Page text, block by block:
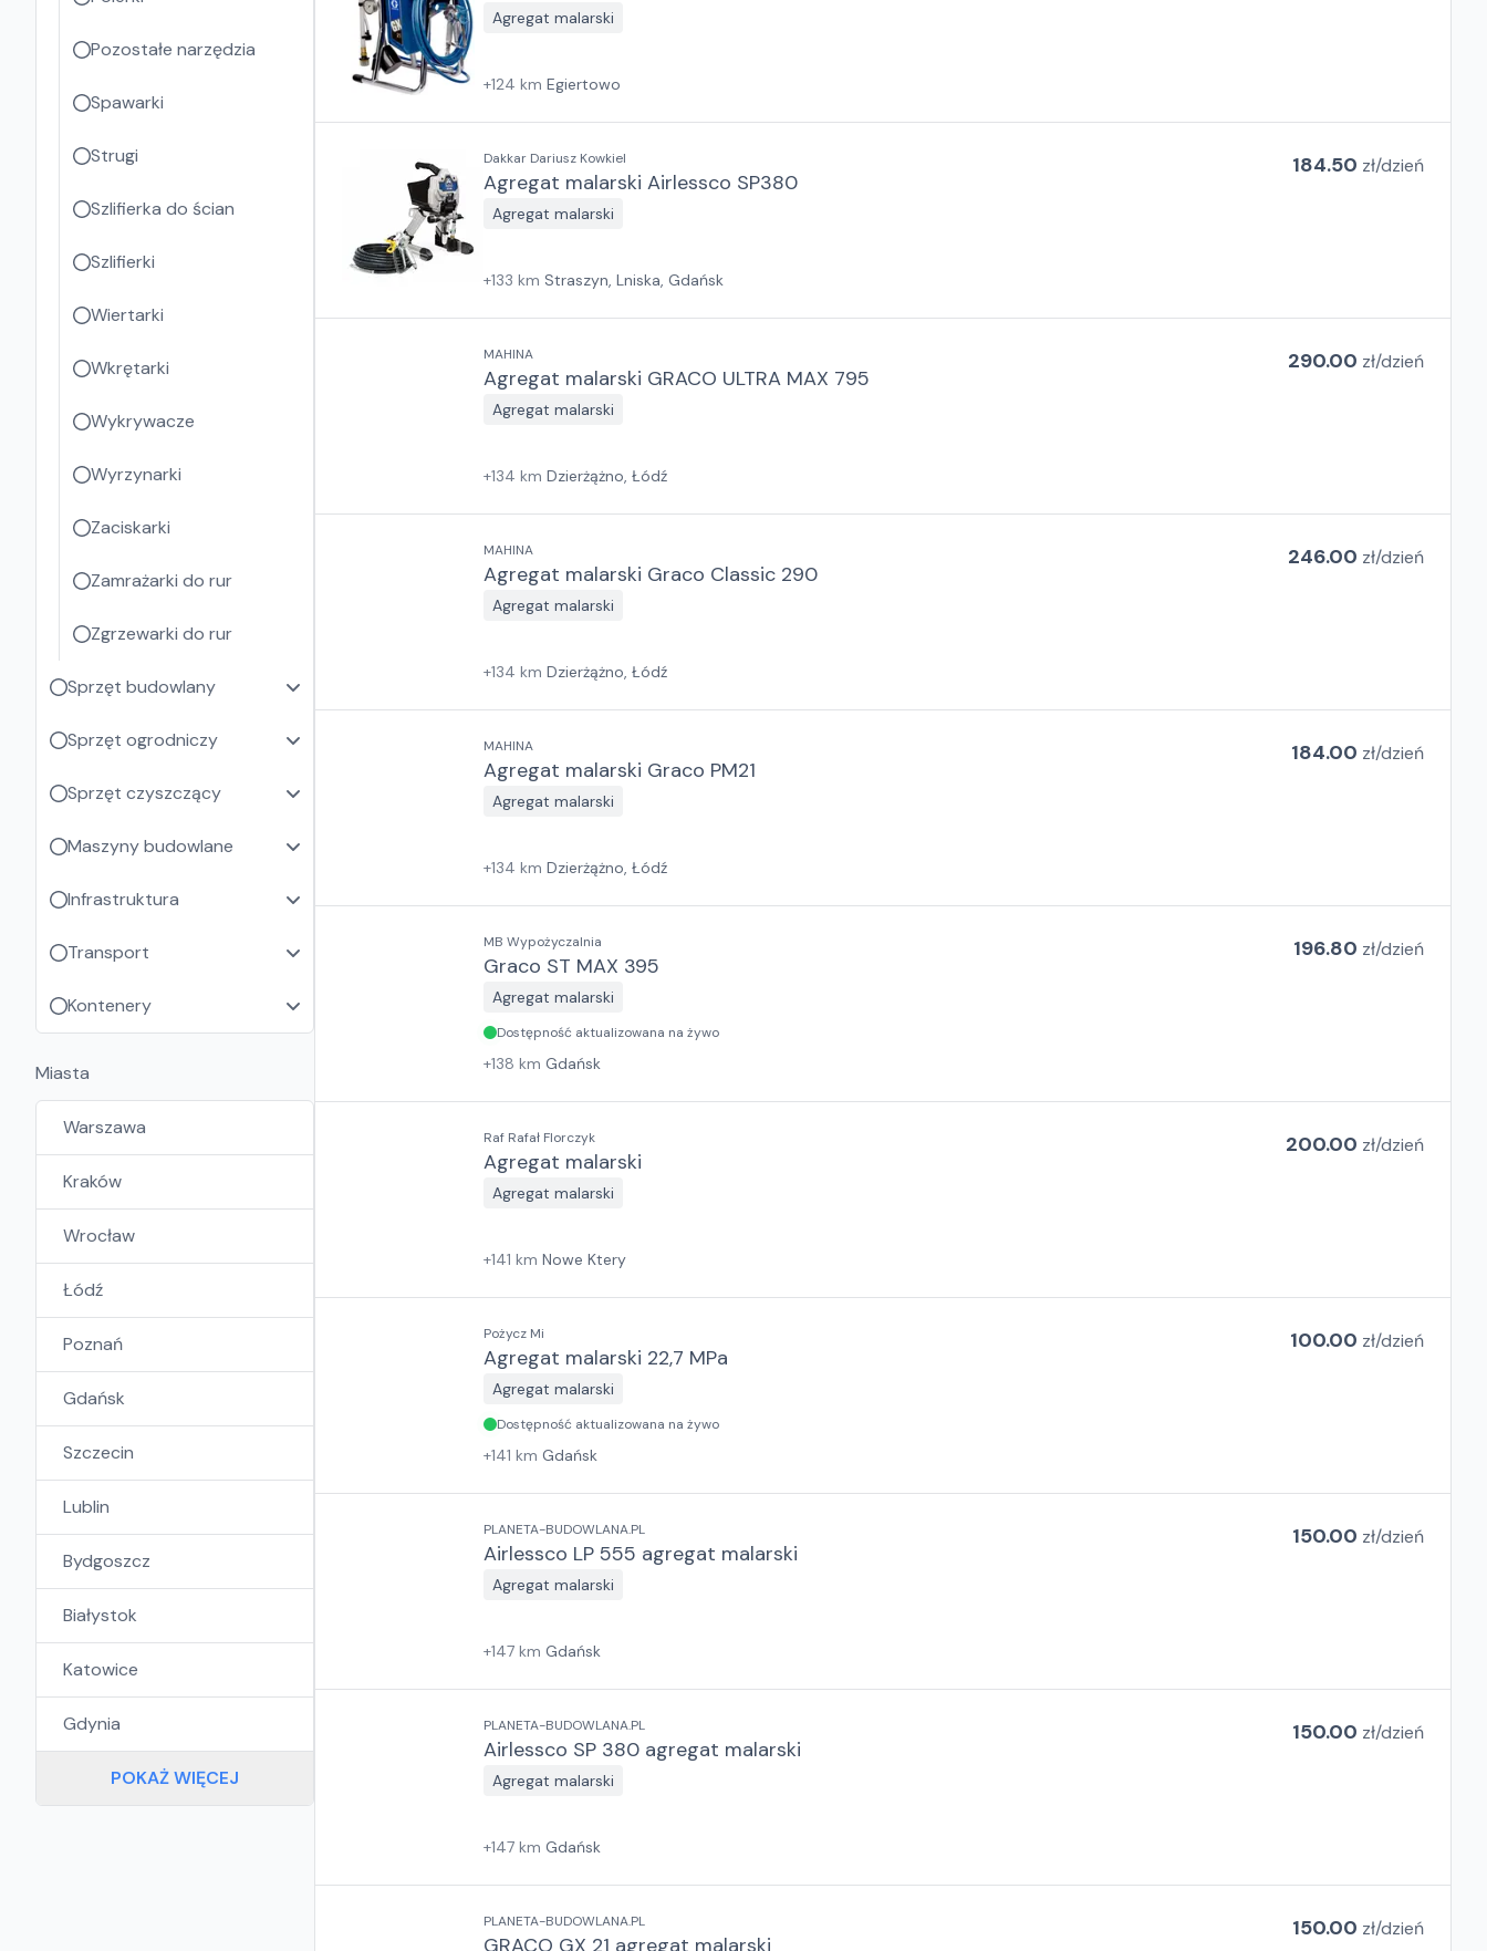
Agregat malarski
+124 km Egiertowo
Dakkar Dariusz Kowkiel
Agregat malarski Airlessco SP380
Agregat malarski
184.50 zł/dzień
+133 km Straszyn, Lniska, Gdańsk
MAHINA
Agregat malarski GRACO ULTRA MAX 795
Agregat malarski
290.00 zł/dzień
+134 km Dzierżążno, Łódź
MAHINA
Agregat malarski Graco Classic 290
Agregat malarski
246.00 zł/dzień
+134 km Dzierżążno, Łódź
MAHINA
Agregat malarski Graco PM21
Agregat malarski
184.00 zł/dzień
+134 km Dzierżążno, Łódź
MB Wypożyczalnia
Graco ST MAX 395
Agregat malarski
196.80 zł/dzień
Dostępność aktualizowana na żywo
+138 km Gdańsk
Raf Rafał Florczyk
Agregat malarski
Agregat malarski
200.00 zł/dzień
+141 km Nowe Ktery
Pożycz Mi
Agregat malarski 22,7 MPa
Agregat malarski
100.00 zł/dzień
Dostępność aktualizowana na żywo
+141 km Gdańsk
PLANETA-BUDOWLANA.PL
Airlessco LP 555 agregat malarski
Agregat malarski
150.00 zł/dzień
+147 km Gdańsk
PLANETA-BUDOWLANA.PL
Airlessco SP 380 agregat malarski
Agregat malarski
150.00 zł/dzień
+147 km Gdańsk
PLANETA-BUDOWLANA.PL
GRACO GX 21 agregat malarski
150.00 zł/dzień
Pozostałe narzędzia
Spawarki
Strugi
Szlifierka do ścian
Szlifierki
Wiertarki
Wkrętarki
Wykrywacze
Wyrzynarki
Zaciskarki
Zamrażarki do rur
Zgrzewarki do rur
Sprzęt budowlany
Sprzęt ogrodniczy
Sprzęt czyszczący
Maszyny budowlane
Infrastruktura
Transport
Kontenery
Miasta
Warszawa
Kraków
Wrocław
Łódź
Poznań
Gdańsk
Szczecin
Lublin
Bydgoszcz
Białystok
Katowice
Gdynia
POKAŻ WIĘCEJ